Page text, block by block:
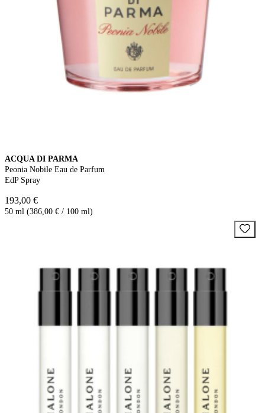
ACQUA DI PARMA
Peonia Nobile Eau de Parfum
EdP Spray
193,00 €
50 ml (386,00 € / 100 ml)